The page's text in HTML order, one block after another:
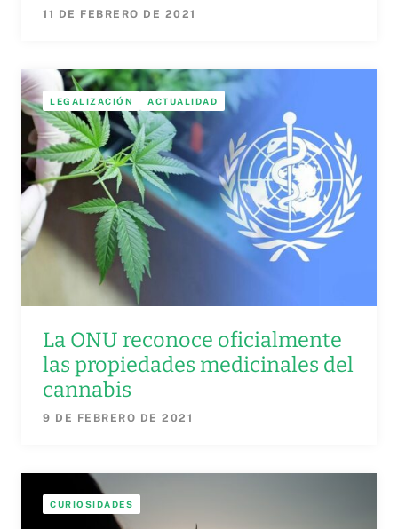
11 DE FEBRERO DE 2021
LEGALIZACIÓN ACTUALIDAD
La ONU reconoce oficialmente
las propiedades medicinales del
cannabis
9 DE FEBRERO DE 2021
CURIOSIDADES